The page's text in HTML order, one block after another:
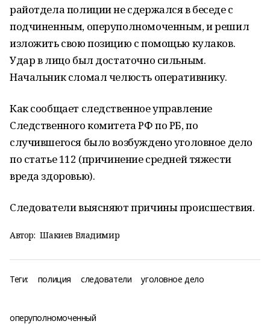
райотдела полиции не сдержался в беседе с
подчиненным, оперуполномоченным, и решил
изложить свою позицию с помощью кулаков.
Удар в лицо был достаточно сильным.
Начальник сломал челюсть оперативнику.
Как сообщает следственное управление
Следственного комитета РФ по РБ, по
случившегося было возбуждено уголовное дело
по статье 112 (причинение средней тяжести
вреда здоровью).
Следователи выясняют причины происшествия.
Автор: Шакиев Владимир
Теги: полиция следователи уголовное дело
оперуполномоченный